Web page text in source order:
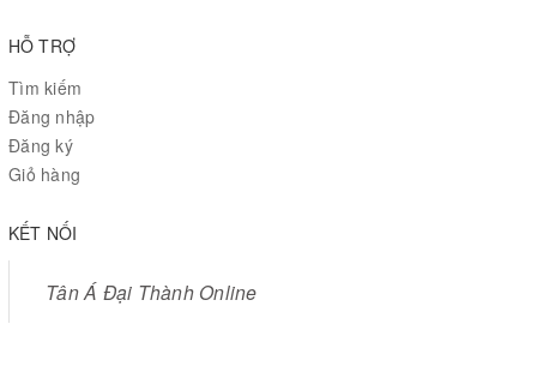
HỖ TRỢ
Tìm kiếm
Đăng nhập
Đăng ký
Giỏ hàng
KẾT NỐI
Tân Á Đại Thành Online